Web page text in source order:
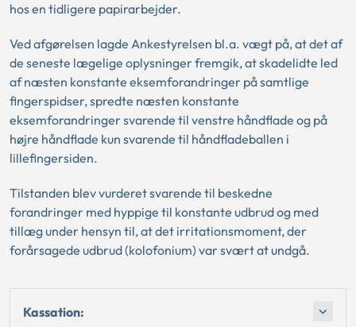
hos en tidligere papirarbejder.
Ved afgørelsen lagde Ankestyrelsen bl.a. vægt på, at det af
de seneste lægelige oplysninger fremgik, at skadelidte led
af næsten konstante eksemforandringer på samtlige
fingerspidser, spredte næsten konstante
eksemforandringer svarende til venstre håndflade og på
højre håndflade kun svarende til håndfladeballen i
lillefingersiden.
Tilstanden blev vurderet svarende til beskedne
forandringer med hyppige til konstante udbrud og med
tillæg under hensyn til, at det irritationsmoment, der
forårsagede udbrud (kolofonium) var svært at undgå.
Kassation: